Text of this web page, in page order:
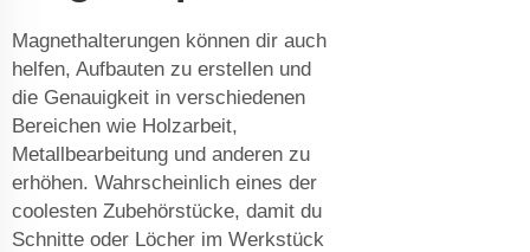
Magnethalterungen können dir auch
helfen, Aufbauten zu erstellen und
die Genauigkeit in verschiedenen
Bereichen wie Holzarbeit,
Metallbearbeitung und anderen zu
erhöhen. Wahrscheinlich eines der
coolesten Zubehörstücke, damit du
Schnitte oder Löcher im Werkstück